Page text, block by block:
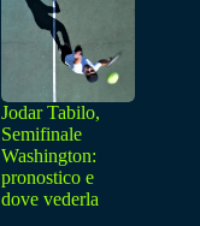
Jodar Tabilo,
Semifinale
Washington:
pronostico e
dove vederla